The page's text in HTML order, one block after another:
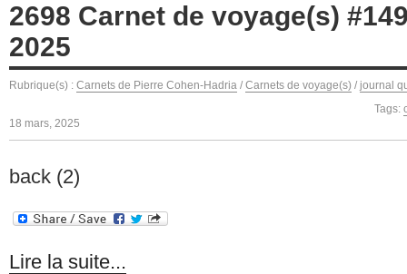
2698 Carnet de voyage(s)
2025
Rubrique(s) : Carnets de Pierre Cohen-Hadria / Carnets de voyage(s) / journal
Tags:
18 mars, 2025
back (2)
Lire la suite...